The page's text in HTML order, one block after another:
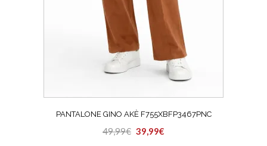
PANTALONE GINO AKÈ F755XBFP3467PNC
49,99€ Il
39,99€